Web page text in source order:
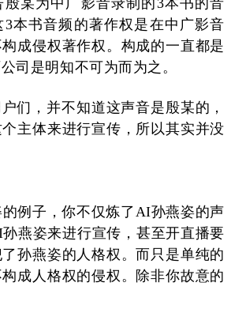
本书音频的著作权是在中广影音
成侵权著作权。构成的一直都是
司是明知不可为而为之。
们，并不知道这声音是殷某的，
主体来进行宣传，所以其实并没
例子，你不仅炼了AI孙燕姿的声
燕姿来进行宣传，甚至开直播要
孙燕姿的人格权。而只是单纯的
成人格权的侵权。除非你故意的